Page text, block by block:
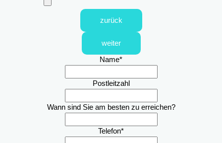
zurück
weiter
Name*
Postleitzahl
Wann sind Sie am besten zu erreichen?
Telefon*